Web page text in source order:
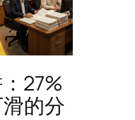
27%
的分